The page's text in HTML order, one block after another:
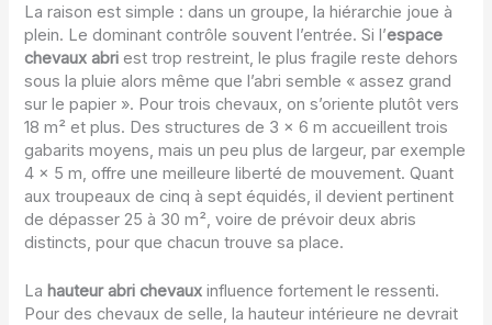
La raison est simple : dans un groupe, la hiérarchie joue à
plein. Le dominant contrôle souvent l’entrée. Si l’espace
chevaux abri est trop restreint, le plus fragile reste dehors
sous la pluie alors même que l’abri semble « assez grand
sur le papier ». Pour trois chevaux, on s’oriente plutôt vers
18 m² et plus. Des structures de 3 x 6 m accueillent trois
gabarits moyens, mais un peu plus de largeur, par exemple
4 x 5 m, offre une meilleure liberté de mouvement. Quant
aux troupeaux de cinq à sept équidés, il devient pertinent
de dépasser 25 à 30 m², voire de prévoir deux abris
distincts, pour que chacun trouve sa place.
La hauteur abri chevaux influence fortement le ressenti.
Pour des chevaux de selle, la hauteur intérieure ne devrait